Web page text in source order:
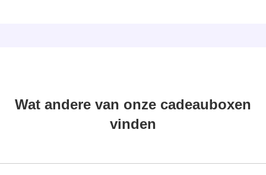
Wat andere van onze cadeauboxen
vinden